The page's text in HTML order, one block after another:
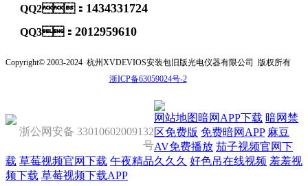
QQ2： 1434331724
QQ3： 2012959610
Copyright© 2003-2024 杭州XVDEVIOS安装包旧版光电仪器有限公司 版权所有
浙ICP备63059024号-2
浙公网安备 33010602009132
号
网站地图暗网APP下载 暗网禁
区免费版 免费暗网APP 麻豆
AV免费播放 茄子视频官网下
载 草莓视频官网下载 午夜精品久久久 好色吊在线视频 羞羞视
频下载 草莓视频下载APP